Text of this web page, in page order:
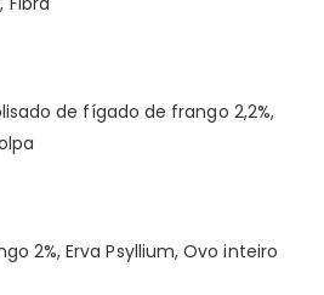
de fígado de frango 2,2%,
2%, Erva Psyllium, Ovo inteiro